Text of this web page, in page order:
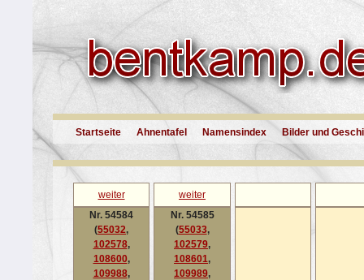
Startseite Ahnentafel Namensindex Bilder und
weiter
weiter
Nr. 54584
(55032,
102578,
108600,
109988,
Nr. 54585
(55033,
102579,
108601,
109989,